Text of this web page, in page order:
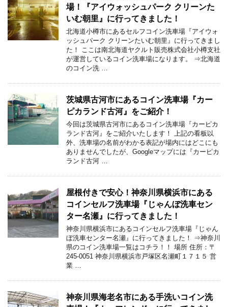
場！『アイウォッシュパーク クリーンた
いむ朝里』に行ってきました！
北海道小樽市にあるセルフコイン洗車場『アイウォ
ッシュパーク クリーンたいむ朝里』に行ってきまし
た！ ここは南北海道ヤクルト販売株式会社小樽支社
が運営しているコイン洗車場になります。 ⇒北海道
のコイン洗 …
茨城県古河市にあるコイン洗車場『カー
ピカランド古河』をご紹介！
今回は茨城県古河市にあるコイン洗車場『カーピカ
ランド古河』をご紹介いたします！ 上記の看板以
外、洗車場の名前がわかる表記が場内にはどこにも
ありませんでしたが、Googleマップには『カーピカ
ランド古河 …
屋根付きで安心！神奈川県横浜市にある
コインセルフ洗車場『じゃんぼ洗車セン
ター名瀬』に行ってきました！
神奈川県横浜市にあるコインセルフ洗車場『じゃん
ぼ洗車センター名瀬』に行ってきました！ ⇒神奈川
県のコイン洗車場一覧はコチラ！！ 場所 住所：〒
245-0051 神奈川県横浜市戸塚区名瀬町１７１５ 営
業 …
神奈川県海老名市にある手洗いコイン洗